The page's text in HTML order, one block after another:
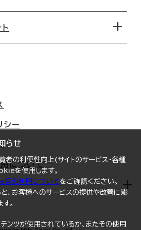
らせ
者の利便性向上(サイトのサービス・各種
を使用します。
の利用についてをご確認ください。
、お客様へのサービスの提供や改善に影
。
ンツが使用されているか、またその使用
ーション
シー
について